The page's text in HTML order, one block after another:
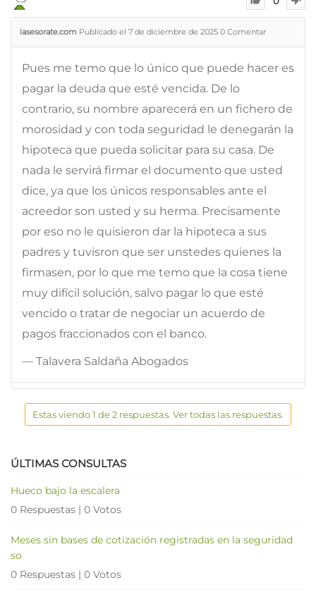
iasesorate.com Publicado el 7 de diciembre de 2025 0 Comentar
Pues me temo que lo único que puede hacer es
pagar la deuda que esté vencida. De lo
contrario, su nombre aparecerá en un fichero de
morosidad y con toda seguridad le denegarán la
hipoteca que pueda solicitar para su casa. De
nada le servirá firmar el documento que usted
dice, ya que los únicos responsables ante el
acreedor son usted y su herma. Precisamente
por eso no le quisieron dar la hipoteca a sus
padres y tuvisron que ser unstedes quienes la
firmasen, por lo que me temo que la cosa tiene
muy difícil solución, salvo pagar lo que esté
vencido o tratar de negociar un acuerdo de
pagos fraccionados con el banco.
— Talavera Saldaña Abogados
Estas viendo 1 de 2 respuestas. Ver todas las respuestas.
ÚLTIMAS CONSULTAS
Hueco bajo la escalera
0 Respuestas | 0 Votos
Meses sin bases de cotización registradas en la seguridad
so
0 Respuestas | 0 Votos